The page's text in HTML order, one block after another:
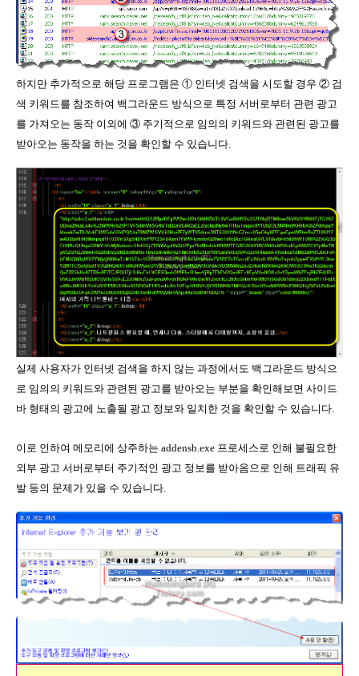
하지만 추가적으로 해당 프로그램은 ① 인터넷 검색을 시도할 경우 ② 검
색 키워드를 참조하여 백그라운드 방식으로 특정 서버로부터 관련 광고
를 가져오는 동작 이외에 ③ 주기적으로 임의의 키워드와 관련된 광고를
받아오는 동작을 하는 것을 확인할 수 있습니다.
실제 사용자가 인터넷 검색을 하지 않는 과정에서도 백그라운드 방식으
로 임의의 키워드와 관련된 광고를 받아오는 부분을 확인해보면 사이드
바 형태의 광고에 노출될 광고 정보와 일치한 것을 확인할 수 있습니다.
이로 인하여 메모리에 상주하는 addensb.exe 프로세스로 인해 불필요한
외부 광고 서버로부터 주기적인 광고 정보를 받아옴으로 인해 트래픽 유
발 등의 문제가 있을 수 있습니다.